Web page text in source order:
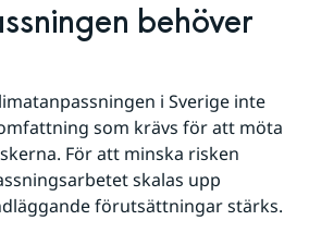
behöver
i Sverige inte
som krävs för att möta
För att minska risken
skalas upp
förutsättningar stärks.